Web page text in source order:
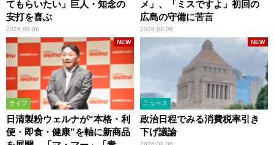
てもらいたい」巨人・知念の
安打を喜ぶ
2026.08.06
メ」、「ミスですよ」初回の
広島の守備に苦言
2026.08.06
ライフ
日清製粉ウェルナが“本格・利
便・即食・健康”を軸に新商品
NEW
ニュース
政治日程でみる消費税率引き
下げ議論
NEW